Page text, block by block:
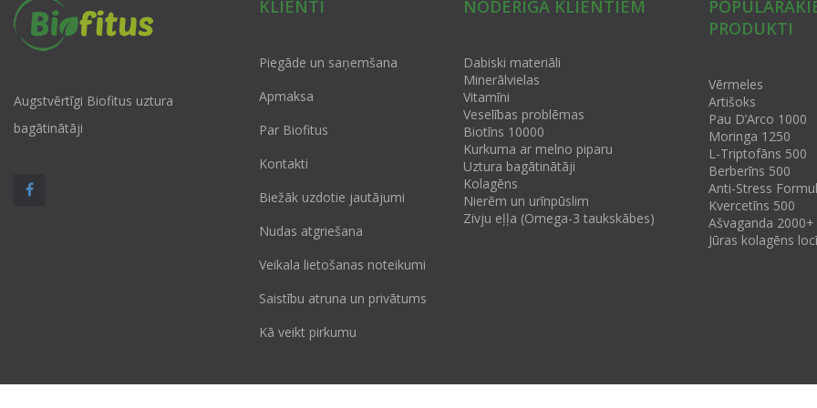
Augstvērtīgi Biofitus uztura
bagātinātāji
KLIENTI
Piegāde un saņemšana
Apmaksa
Par Biofitus
Kontakti
Biežāk uzdotie jautājumi
Nudas atgriešana
Veikala lietošanas noteikumi
Saistību atruna un privātums
Kā veikt pirkumu
NODERĪGA KLIENTIEM
Dabiski materiāli
Minerālvielas
Vitamīni
Veselības problēmas
Biotīns 10000
Kurkuma ar melno piparu
Uztura bagātinātāji
Kolagēns
Nierēm un urīnpūslim
Zivju eļļa (Omega-3 taukskābes)
PRODUKTI
Vērmeles
Artišoks
Pau D’Arco 1000
Moringa 1250
L-Triptofāns 500
Berberīns 500
Anti-Stress
Kvercetīns 500
Ašvaganda 2000+
Jūras kolagēns